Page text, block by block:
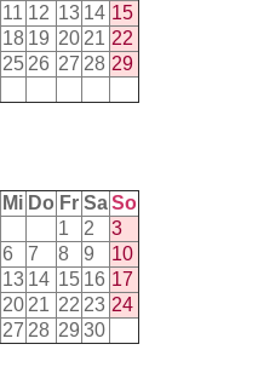
11 12 13 14 15
18 19 20 21 22
25 26 27 28 29
Mi Do Fr SaSo
1
2
3
6 7 8 9
10
13 14 15 16 17
20 21 22 23 24
27 28 29 30